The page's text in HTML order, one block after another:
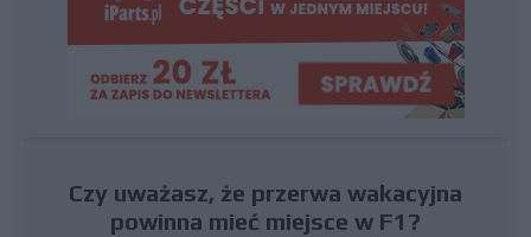
Czy uważasz, że przerwa wakacyjna
powinna mieć miejsce w F1?